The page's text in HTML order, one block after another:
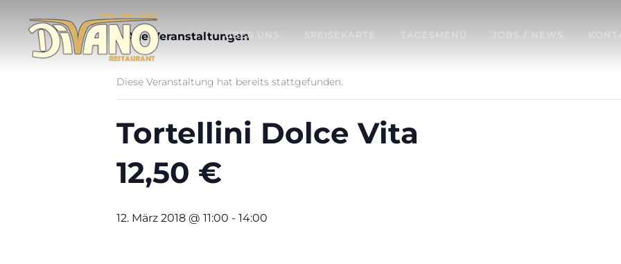
ÜBER UNS SPEISEKARTE TAGESMENÜ JOBS / NEWS
« Alle Veranstaltungen
Diese Veranstaltung hat bereits stattgefunden.
Tortellini Dolce Vita
12,50 €
12. März 2018 @ 11:00 - 14:00